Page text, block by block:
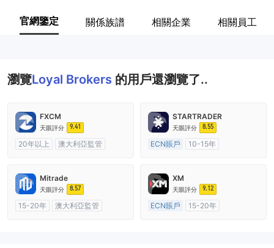
官網鑒定 關係族譜 相關企業 相關員工
瀏覽Loyal Brokers 的用戶還瀏覽了..
FXCM
天眼評分 9.41
20年以上
澳大利亞監管
STARTRADER
天眼評分 8.55
ECN賬戶
10-15年
主標MT4
Mitrade
天眼評分 8.57
15-20年
澳大利亞監管
XM
天眼評分 9.12
ECN賬戶
15-20年